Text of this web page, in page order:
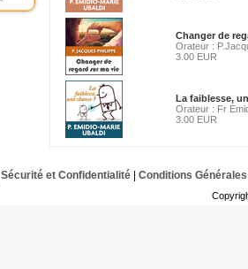
Changer de
Orateur :
3.00 EUR
La faiblesse,
Orateur : Fr
3.00 EUR
Sécurité et Confidentialité| Conditions Générales